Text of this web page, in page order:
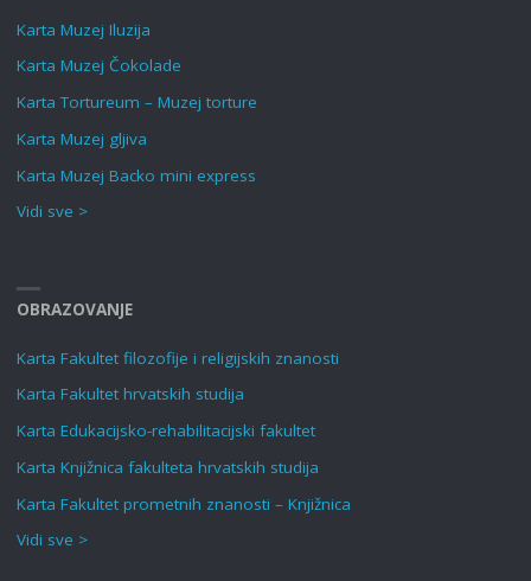
Karta Muzej Iluzija
Karta Muzej Čokolade
Karta Tortureum – Muzej torture
Karta Muzej gljiva
Karta Muzej Backo mini express
Vidi sve >
OBRAZOVANJE
Karta Fakultet filozofije i religijskih znanosti
Karta Fakultet hrvatskih studija
Karta Edukacijsko-rehabilitacijski fakultet
Karta Knjižnica fakulteta hrvatskih studija
Karta Fakultet prometnih znanosti – Knjižnica
Vidi sve >